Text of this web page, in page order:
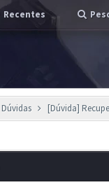
Recentes
Dúvidas [Dúvida]